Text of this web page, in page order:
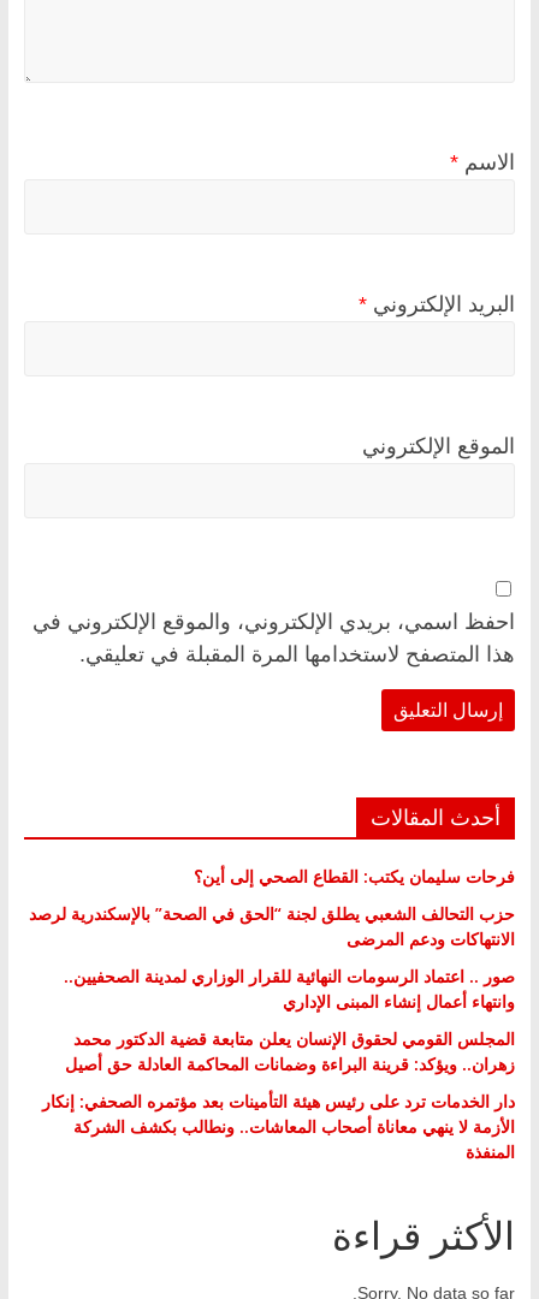
الاسم *
البريد الإلكتروني *
الموقع الإلكتروني
احفظ اسمي، بريدي الإلكتروني، والموقع الإلكتروني في
هذا المتصفح لاستخدامها المرة المقبلة في تعليقي.
أحدث المقالات
فرحات سليمان يكتب: القطاع الصحي إلى أين؟
حزب التحالف الشعبي يطلق لجنة “الحق في الصحة” بالإسكندرية لرصد
الانتهاكات ودعم المرضى
صور .. اعتماد الرسومات النهائية للقرار الوزاري لمدينة الصحفيين..
وانتهاء أعمال إنشاء المبنى الإداري
المجلس القومي لحقوق الإنسان يعلن متابعة قضية الدكتور محمد
زهران.. ويؤكد: قرينة البراءة وضمانات المحاكمة العادلة حق أصيل
دار الخدمات ترد على رئيس هيئة التأمينات بعد مؤتمره الصحفي: إنكار
الأزمة لا ينهي معاناة أصحاب المعاشات.. ونطالب بكشف الشركة
المنفذة
الأكثر قراءة
Sorry. No data so far.